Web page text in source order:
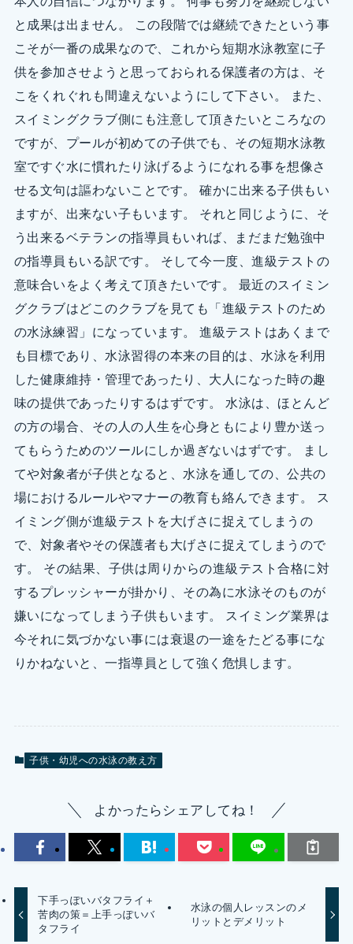
と成果は出ません。 この段階では継続できたという事
こそが一番の成果なので、これから短期水泳教室に子
供を参加させようと思っておられる保護者の方は、そ
こをくれぐれも間違えないようにして下さい。 また、
スイミングクラブ側にも注意して頂きたいところなの
ですが、プールが初めての子供でも、その短期水泳教
室ですぐ水に慣れたり泳げるようになれる事を想像さ
せる文句は謳わないことです。 確かに出来る子供もい
ますが、出来ない子もいます。 それと同じように、そ
う出来るベテランの指導員もいれば、まだまだ勉強中
の指導員もいる訳です。 そして今一度、進級テストの
意味合いをよく考えて頂きたいです。 最近のスイミン
グクラブはどこのクラブを見ても「進級テストのため
の水泳練習」になっています。 進級テストはあくまで
も目標であり、水泳習得の本来の目的は、水泳を利用
した健康維持・管理であったり、大人になった時の趣
味の提供であったりするはずです。 水泳は、ほとんど
の方の場合、その人の人生を心身ともにより豊か送っ
てもらうためのツールにしか過ぎないはずです。 まし
てや対象者が子供となると、水泳を通しての、公共の
場におけるルールやマナーの教育も絡んできます。 ス
イミング側が進級テストを大げさに捉えてしまうの
で、対象者やその保護者も大げさに捉えてしまうので
す。 その結果、子供は周りからの進級テスト合格に対
するプレッシャーが掛かり、その為に水泳そのものが
嫌いになってしまう子供もいます。 スイミング業界は
今それに気づかない事には衰退の一途をたどる事にな
りかねないと、一指導員として強く危惧します。
子供・幼児への水泳の教え方
よかったらシェアしてね！
下手っぽいバタフライ＋
苦肉の策＝上手っぽいバ
タフライ
水泳の個人レッスンのメ
リットとデメリット